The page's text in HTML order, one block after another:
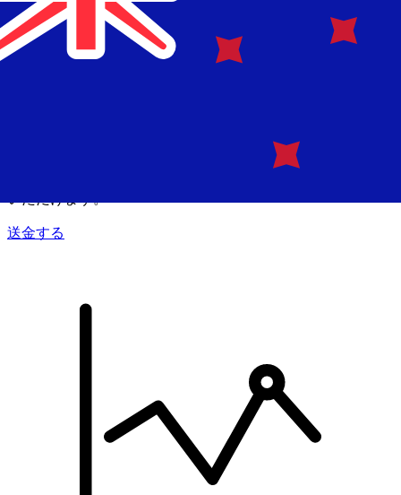
オンラインの送金が迅速、安全、簡単に行えます。ライブの
送金する